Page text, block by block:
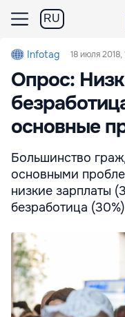
RU
Infotag 18 июля 2018,
Опрос:
основные
Большинство
основными
низкие зарплаты
безработица